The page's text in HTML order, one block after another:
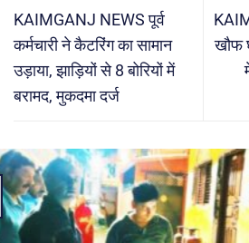
KAIMGANJ NEWS पूर्व
कर्मचारी ने कैटरिंग का सामान
उड़ाया, झाड़ियों से 8 बोरियों में
बरामद, मुकदमा दर्ज
खौफ
05
Aug